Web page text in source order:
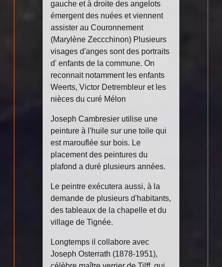
gauche et à droite des angelots
émergent des nuées et viennent
assister au Couronnement
(Marylène Zeccchinon) Plusieurs
visages d'anges sont des portraits
d' enfants de la commune. On
reconnait notamment les enfants
Weerts, Victor Detrembleur et les
nièces du curé Mélon
Joseph Cambresier utilise une
peinture à l'huile sur une toile qui
est marouflée sur bois. Le
placement des peintures du
plafond a duré plusieurs années.
Le peintre exécutera aussi, à la
demande de plusieurs d'habitants,
des tableaux de la chapelle et du
village de Tignée.
Longtemps il collabore avec
Joseph Osterrath (1878-1951),